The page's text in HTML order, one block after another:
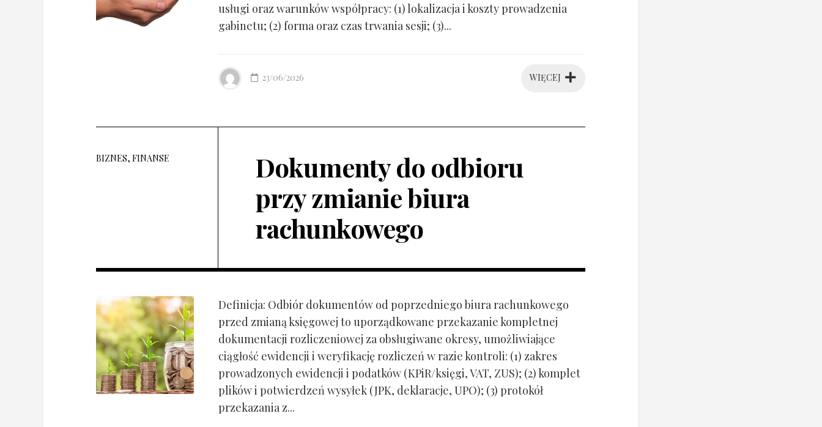
usługi oraz warunków współpracy: (1) lokalizacja i koszty prowadzenia
gabinetu; (2) forma oraz czas trwania sesji; (3)...
WIĘCEJ
23/06/2026
BIZNES, FINANSE
Dokumenty do odbioru
przy zmianie biura
rachunkowego
Definicja: Odbiór dokumentów od poprzedniego biura rachunkowego
przed zmianą księgowej to uporządkowane przekazanie kompletnej
dokumentacji rozliczeniowej za obsługiwane okresy, umożliwiające
ciągłość ewidencji i weryfikację rozliczeń w razie kontroli: (1) zakres
prowadzonych ewidencji i podatków (KPiR/księgi, VAT, ZUS); (2) komplet
plików i potwierdzeń wysyłek (JPK, deklaracje, UPO); (3) protokół
przekazania z...